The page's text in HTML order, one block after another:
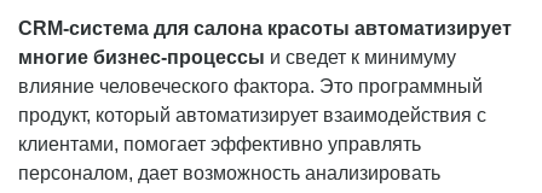
CRM-система для салона красоты автоматизирует
многие бизнес-процессы и сведет к минимуму
влияние человеческого фактора. Это программный
продукт, который автоматизирует взаимодействия с
клиентами, помогает эффективно управлять
персоналом, дает возможность анализировать